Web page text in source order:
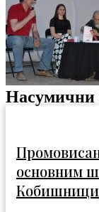
Насумични
основним
Кобишници